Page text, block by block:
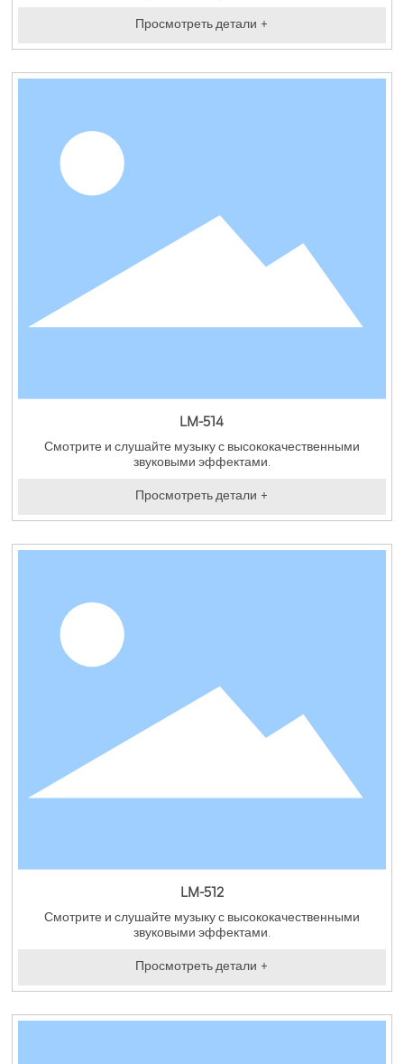
Просмотреть детали +
LM-514
Смотрите и слушайте музыку с высококачественными
звуковыми эффектами.
Просмотреть детали +
LM-512
Смотрите и слушайте музыку с высококачественными
звуковыми эффектами.
Просмотреть детали +